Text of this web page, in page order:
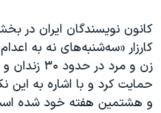
کانون نویسندگان ایران در
کارزار «سه‌شنبه‌های نه به
زن و مرد
حمایت کرد و با اشاره به این
و هشتمین هفته‌ خود شده است،